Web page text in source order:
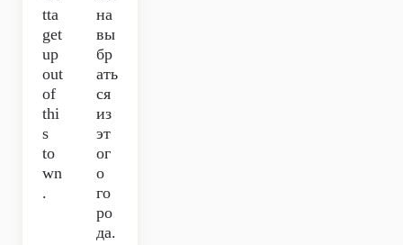
tta
get
up
out
of
thi
s
to
wn
.
на
вы
бр
ать
ся
из
эт
ог
о
го
ро
да.